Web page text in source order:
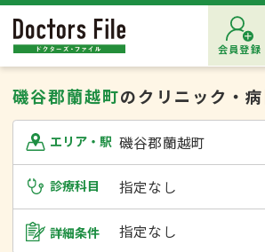
会員登録
磯谷郡蘭越町のクリニック・
エリア・駅 磯谷郡蘭越町
診療科目 指定なし
詳細条件 指定なし